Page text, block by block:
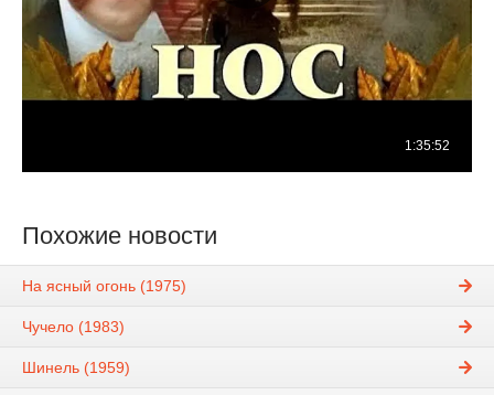
Похожие новости
На ясный огонь (1975)
Чучело (1983)
Шинель (1959)